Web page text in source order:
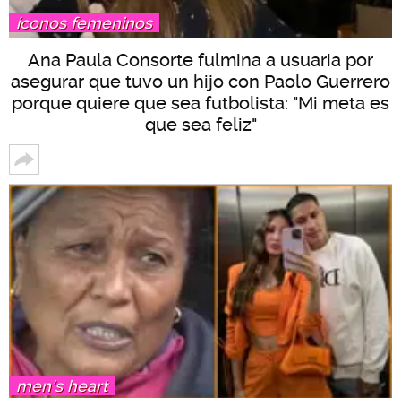
íconos femeninos
Ana Paula Consorte fulmina a usuaria por
asegurar que tuvo un hijo con Paolo Guerrero
porque quiere que sea futbolista: "Mi meta es
que sea feliz"
men's heart